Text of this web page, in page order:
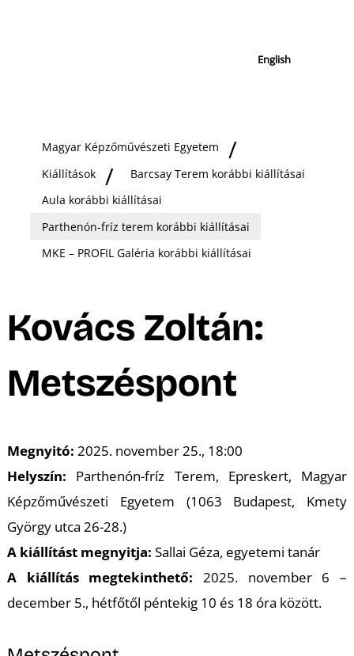
English
Magyar Képzőművészeti Egyetem
Kiállítások
Barcsay Terem korábbi kiállításai
Aula korábbi kiállításai
Parthenón-fríz terem korábbi kiállításai
MKE – PROFIL Galéria korábbi kiállításai
Kovács Zoltán:
Metszéspont
Megnyitó: 2025. november 25., 18:00
Helyszín: Parthenón-fríz Terem, Epreskert, Magyar
Képzőművészeti Egyetem (1063 Budapest, Kmety
György utca 26-28.)
A kiállítást megnyitja: Sallai Géza, egyetemi tanár
A kiállítás megtekinthető: 2025. november 6 –
december 5., hétfőtől péntekig 10 és 18 óra között.